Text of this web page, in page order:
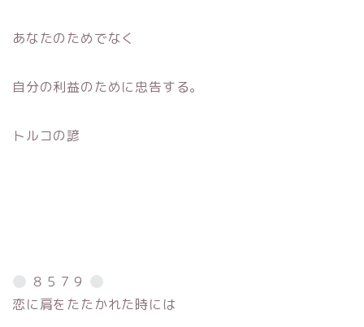
あなたのためでなく
自分の利益のために忠告する。
トルコの諺
８５７９
恋に肩をたたかれた時には